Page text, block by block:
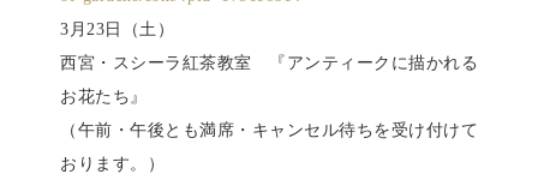
3月23日（土）
西宮・スシーラ紅茶教室 『アンティークに描かれる
お花たち』
（午前・午後とも満席・キャンセル待ちを受け付けて
おります。）